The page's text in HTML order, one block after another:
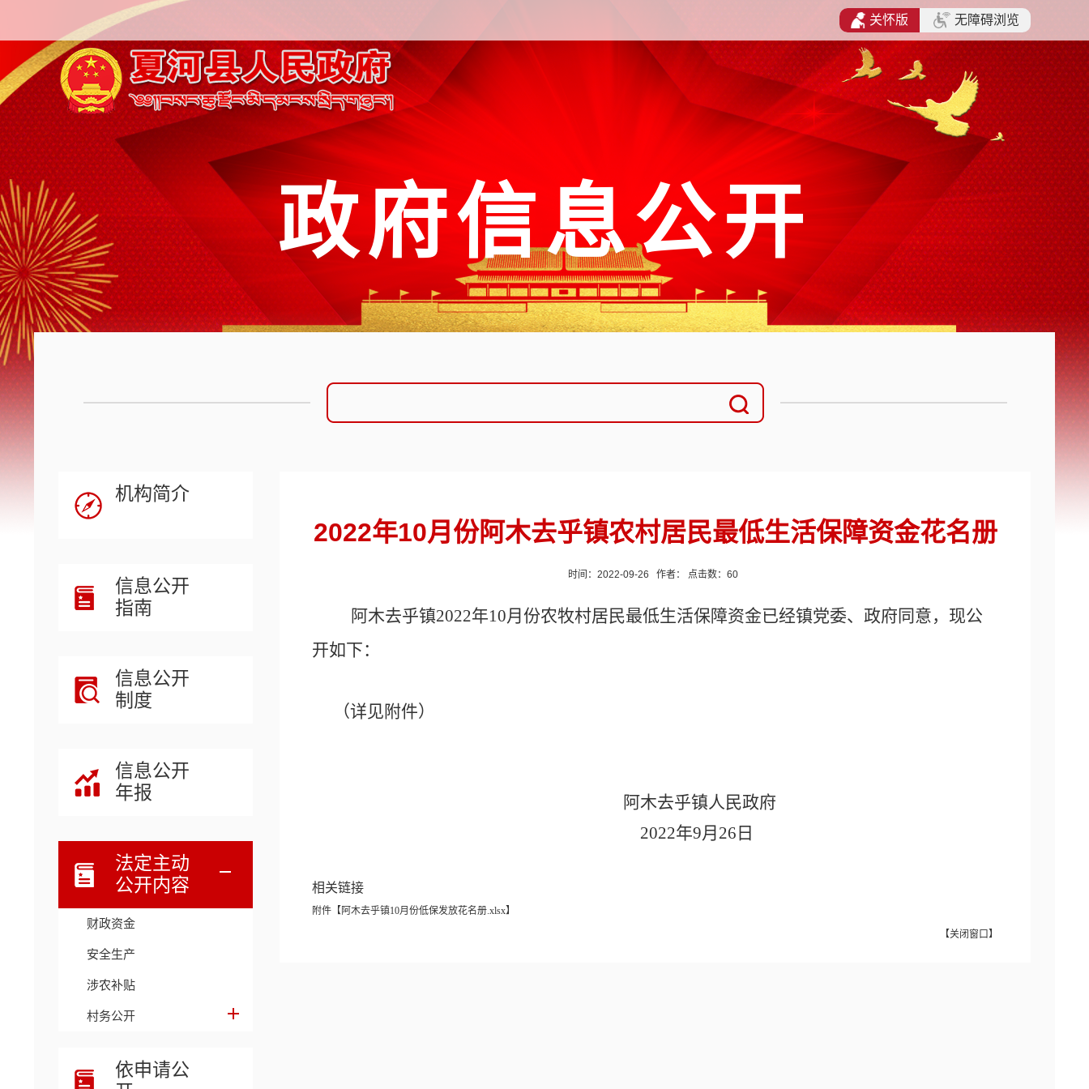
政府信息公开
机构简介
信息公开
指南
信息公开
制度
信息公开
年报
法定主动
公开内容
财政资金
安全生产
涉农补贴
村务公开
依申请公
2022年10月份阿木去乎镇农村居民最低生活保障资金花名册
时间：2022-09-26 作者： 点击数： 60
阿木去乎镇2022年10月份农牧村居民最低生活保障资金已经镇党委、政府同意，现公
开如下：
（详见附件）
阿木去乎镇人民政府
2022年9月26日
相关链接
附件【 阿木去乎镇10月份低保发放花名册.xlsx】
【关闭窗口】
关怀版 无障碍浏览